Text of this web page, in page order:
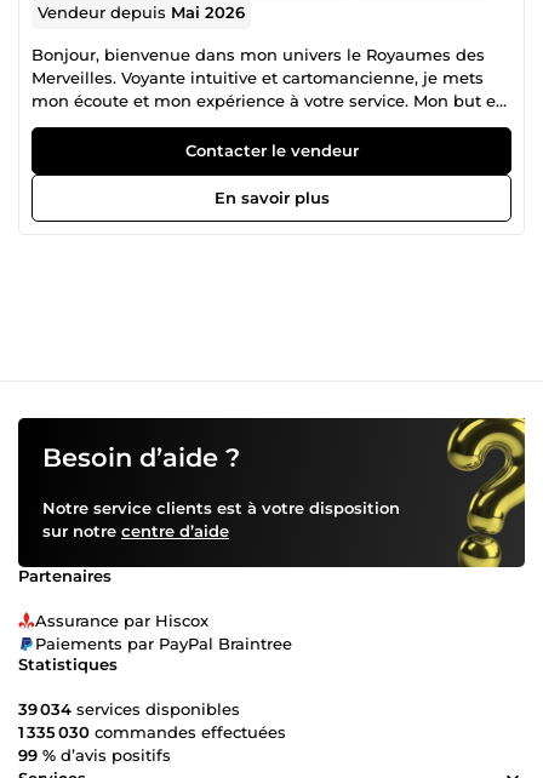
Vendeur depuis Mai 2026
Bonjour, bienvenue dans mon univers le Royaumes des
Merveilles. Voyante intuitive et cartomancienne, je mets
mon écoute et mon expérience à votre service. Mon but est
de vous éclairer face à vos doutes ( amour, travail, projets)
avec bienveillance et sans complaisance. Retrouvez-moi
pour des consultations personnalisées par écrit ou de vive
voix par téléphone. A très vite pour votre guidance. Valérie
Contacter le vendeur
En savoir plus
Besoin d’aide ?
Notre service clients est à votre disposition
sur notre centre d’aide
Partenaires
Assurance par Hiscox
Paiements par PayPal Braintree
Statistiques
39 034 services disponibles
1 335 030 commandes effectuées
99 % d’avis positifs